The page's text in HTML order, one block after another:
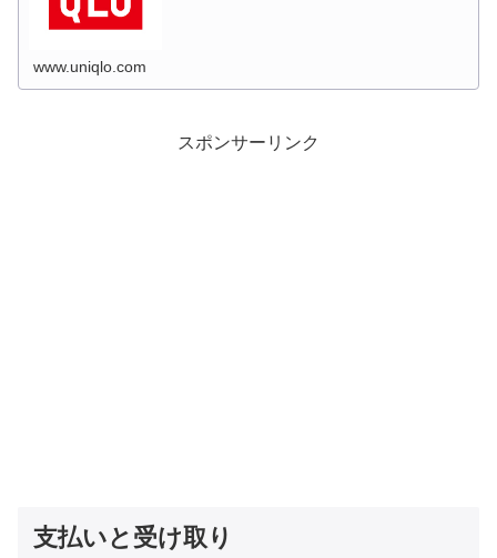
www.uniqlo.com
スポンサーリンク
支払いと受け取り